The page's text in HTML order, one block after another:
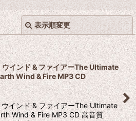
表示順変更
絞り込む
閉じる
インド & ファイアーThe Ultimate
Wind & Fire MP3 CD
インド & ファイアーThe Ultimate
Wind & Fire MP3 CD 高音質